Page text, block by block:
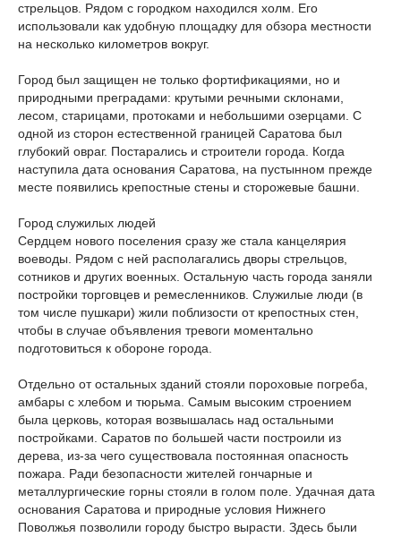
стрельцов. Рядом с городком находился холм. Его
использовали как удобную площадку для обзора местности
на несколько километров вокруг.
Город был защищен не только фортификациями, но и
природными преградами: крутыми речными склонами,
лесом, старицами, протоками и небольшими озерцами. С
одной из сторон естественной границей Саратова был
глубокий овраг. Постарались и строители города. Когда
наступила дата основания Саратова, на пустынном прежде
месте появились крепостные стены и сторожевые башни.
Город служилых людей
Сердцем нового поселения сразу же стала канцелярия
воеводы. Рядом с ней располагались дворы стрельцов,
сотников и других военных. Остальную часть города заняли
постройки торговцев и ремесленников. Служилые люди (в
том числе пушкари) жили поблизости от крепостных стен,
чтобы в случае объявления тревоги моментально
подготовиться к обороне города.
Отдельно от остальных зданий стояли пороховые погреба,
амбары с хлебом и тюрьма. Самым высоким строением
была церковь, которая возвышалась над остальными
постройками. Саратов по большей части построили из
дерева, из-за чего существовала постоянная опасность
пожара. Ради безопасности жителей гончарные и
металлургические горны стояли в голом поле. Удачная дата
основания Саратова и природные условия Нижнего
Поволжья позволили городу быстро вырасти. Здесь были